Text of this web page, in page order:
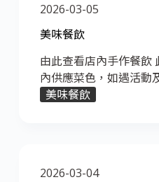
2026-03-05
美味餐飲
由此查看店內手作餐飲
內供應菜色，如遇活動
美味餐飲
2026-03-04